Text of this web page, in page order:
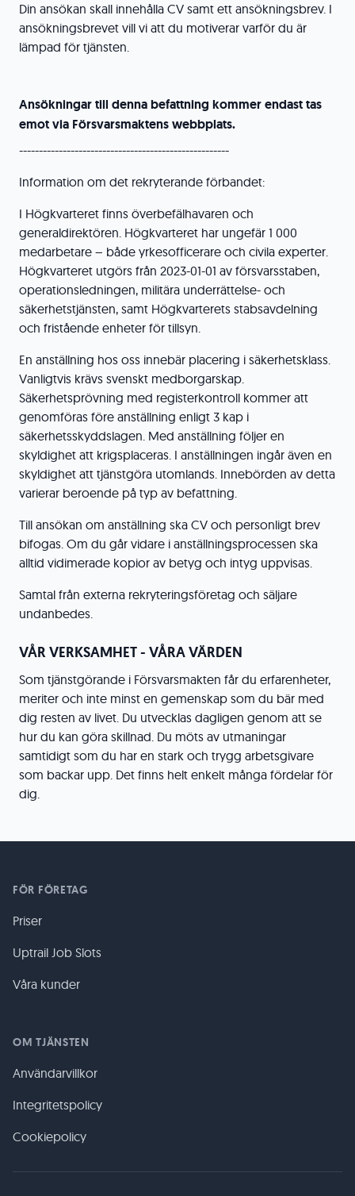
Din ansökan skall innehålla CV samt ett ansökningsbrev. I
ansökningsbrevet vill vi att du motiverar varför du är
lämpad för tjänsten.
Ansökningar till denna befattning kommer endast tas
emot via Försvarsmaktens webbplats.
-----------------------------------------------------
Information om det rekryterande förbandet:
I Högkvarteret finns överbefälhavaren och
generaldirektören. Högkvarteret har ungefär 1 000
medarbetare – både yrkesofficerare och civila experter.
Högkvarteret utgörs från 2023-01-01 av försvarsstaben,
operationsledningen, militära underrättelse- och
säkerhetstjänsten, samt Högkvarterets stabsavdelning
och fristående enheter för tillsyn.
En anställning hos oss innebär placering i säkerhetsklass.
Vanligtvis krävs svenskt medborgarskap.
Säkerhetsprövning med registerkontroll kommer att
genomföras före anställning enligt 3 kap i
säkerhetsskyddslagen. Med anställning följer en
skyldighet att krigsplaceras. I anställningen ingår även en
skyldighet att tjänstgöra utomlands. Innebörden av detta
varierar beroende på typ av befattning.
Till ansökan om anställning ska CV och personligt brev
bifogas. Om du går vidare i anställningsprocessen ska
alltid vidimerade kopior av betyg och intyg uppvisas.
Samtal från externa rekryteringsföretag och säljare
undanbedes.
VÅR VERKSAMHET - VÅRA VÄRDEN
Som tjänstgörande i Försvarsmakten får du erfarenheter,
meriter och inte minst en gemenskap som du bär med
dig resten av livet. Du utvecklas dagligen genom att se
hur du kan göra skillnad. Du möts av utmaningar
samtidigt som du har en stark och trygg arbetsgivare
som backar upp. Det finns helt enkelt många fördelar för
dig.
FÖR FÖRETAG
Priser
Uptrail Job Slots
Våra kunder
OM TJÄNSTEN
Användarvillkor
Integritetspolicy
Cookiepolicy